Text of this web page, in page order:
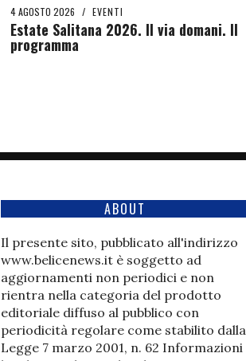
4 AGOSTO 2026 / EVENTI
Estate Salitana 2026. Il via domani. Il
programma
ABOUT
Il presente sito, pubblicato all'indirizzo
www.belicenews.it è soggetto ad
aggiornamenti non periodici e non
rientra nella categoria del prodotto
editoriale diffuso al pubblico con
periodicità regolare come stabilito dalla
Legge 7 marzo 2001, n. 62 Informazioni